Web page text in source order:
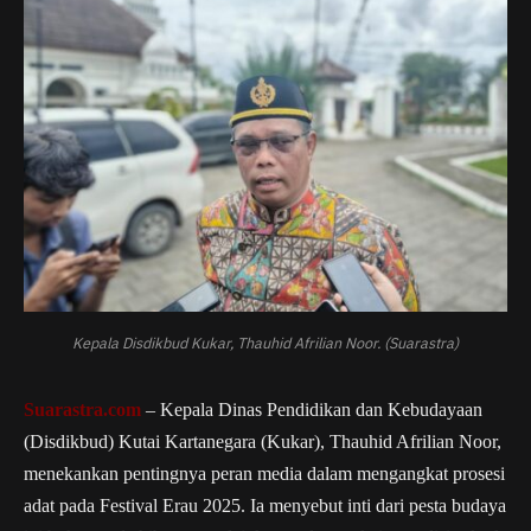
Kepala Disdikbud Kukar, Thauhid Afrilian Noor. (Suarastra)
Suarastra.com – Kepala Dinas Pendidikan dan Kebudayaan
(Disdikbud) Kutai Kartanegara (Kukar), Thauhid Afrilian Noor,
menekankan pentingnya peran media dalam mengangkat prosesi
adat pada Festival Erau 2025. Ia menyebut inti dari pesta budaya